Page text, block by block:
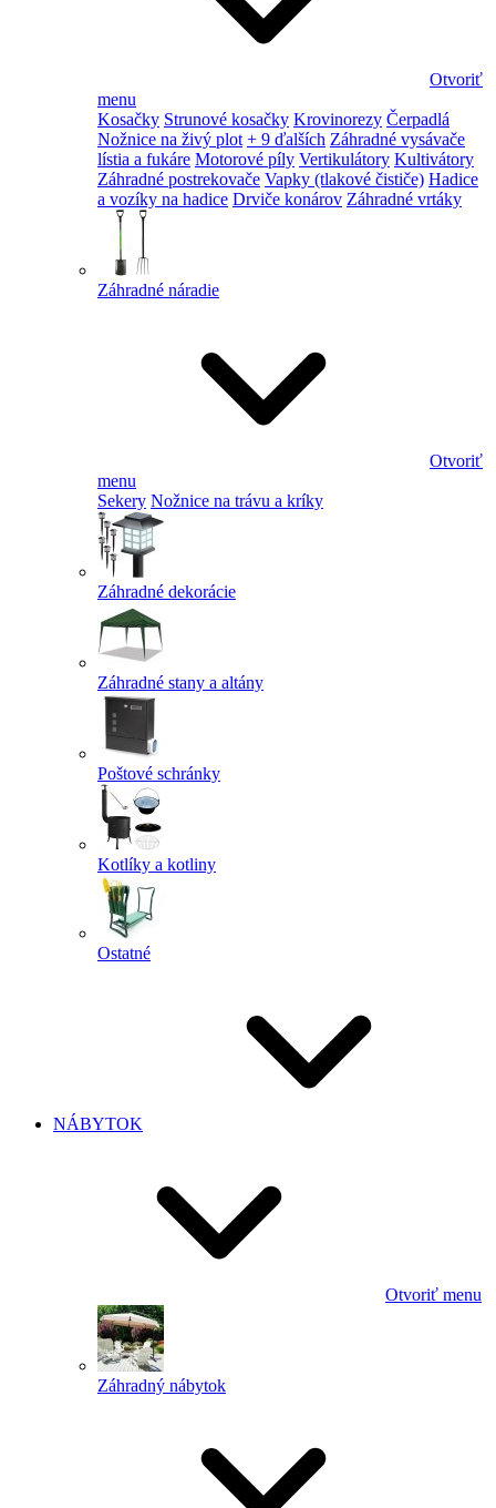
Otvoriť
menu
Kosačky Strunové kosačky Krovinorezy Čerpadlá
Nožnice na živý plot + 9 ďalších Záhradné vysávače
lístia a fukáre Motorové píly Vertikulátory Kultivátory
Záhradné postrekovače Vapky (tlakové čističe) Hadice
a vozíky na hadice Drviče konárov Záhradné vrtáky
Záhradné náradie
Otvoriť
menu
Sekery Nožnice na trávu a kríky
Záhradné dekorácie
Záhradné stany a altány
Poštové schránky
Kotlíky a kotliny
Ostatné
NÁBYTOK
Otvoriť menu
Záhradný nábytok